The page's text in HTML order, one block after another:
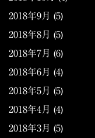
2018年9月 (5)
2018年8月 (5)
2018年7月 (6)
2018年6月 (4)
2018年5月 (5)
2018年4月 (4)
2018年3月 (5)